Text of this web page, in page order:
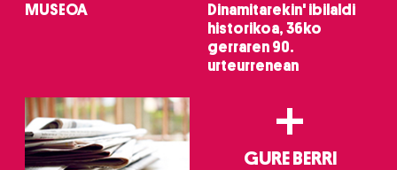
MUSEOA
Dinamitarekin' ibilaldi
historikoa, 36ko
gerraren 90.
urteurrenean
+
GURE BERRI